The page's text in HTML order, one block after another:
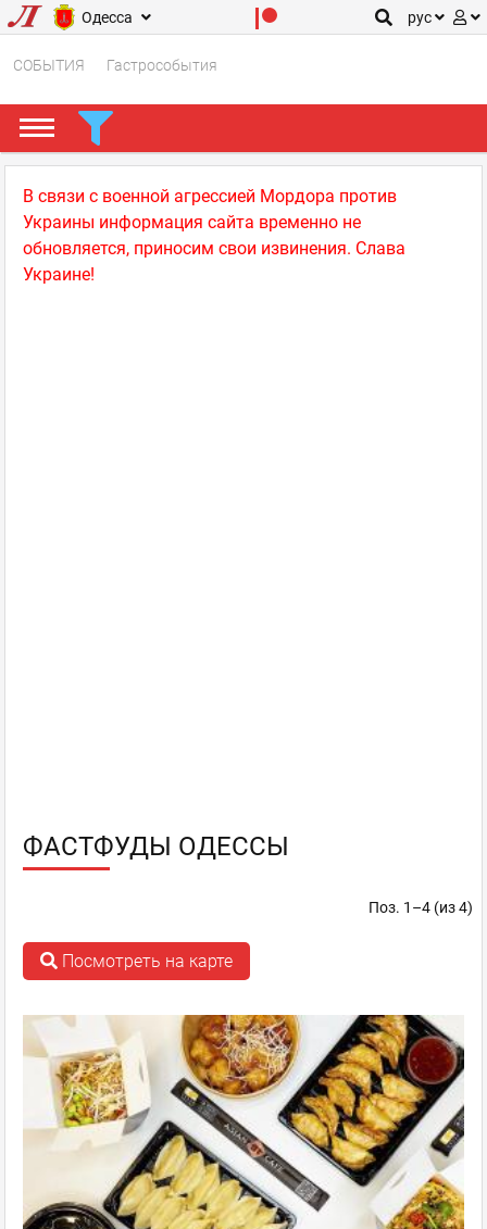
Одесса рус
СОБЫТИЯ Гастрособытия
В связи с военной агрессией Мордора против
Украины информация сайта временно не
обновляется, приносим свои извинения. Слава
Украине!
ФАСТФУДЫ ОДЕССЫ
Поз. 1–4 (из 4)
Посмотреть на карте